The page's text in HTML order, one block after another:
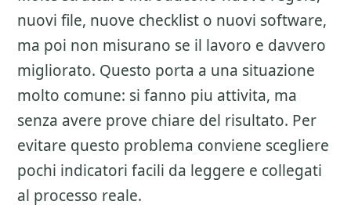
nuovi file, nuove checklist o nuovi software,
ma poi non misurano se il lavoro e davvero
migliorato. Questo porta a una situazione
molto comune: si fanno piu attivita, ma
senza avere prove chiare del risultato. Per
evitare questo problema conviene scegliere
pochi indicatori facili da leggere e collegati
al processo reale.